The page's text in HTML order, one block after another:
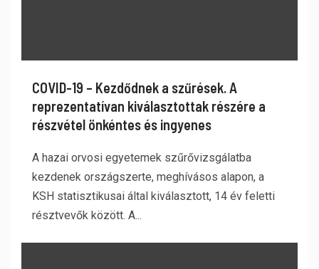
COVID-19 – Kezdődnek a szűrések. A
reprezentatívan kiválasztottak részére a
részvétel önkéntes és ingyenes
A hazai orvosi egyetemek szűrővizsgálatba
kezdenek országszerte, meghívásos alapon, a
KSH statisztikusai által kiválasztott, 14 év feletti
résztvevők között. A...